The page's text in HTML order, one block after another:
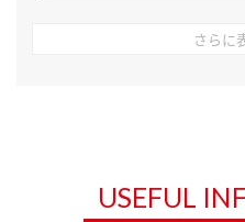
さらに
USEFUL